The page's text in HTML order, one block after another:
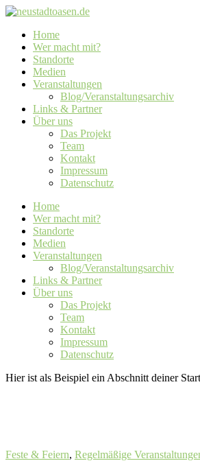
Home
Wer macht mit?
Standorte
Medien
Veranstaltungen
Blog/Veranstaltungsarchiv
Links & Partner
Über uns
Das Projekt
Team
Kontakt
Impressum
Datenschutz
Home
Wer macht mit?
Standorte
Medien
Veranstaltungen
Blog/Veranstaltungsarchiv
Links & Partner
Über uns
Das Projekt
Team
Kontakt
Impressum
Datenschutz
Hier ist als Beispiel ein Abschnitt deiner
Feste & Feiern, Regelmäßige